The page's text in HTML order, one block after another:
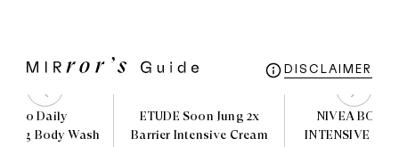
DISCLAIMER
Daily
Body Wash
ETUDE Soon Jung 2x
Barrier Intensive Cream
NIVEA BODY
INTENSIVE